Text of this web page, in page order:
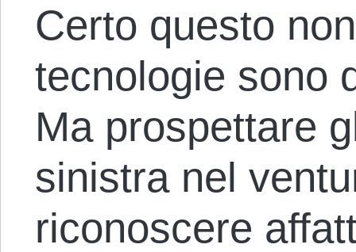
Certo questo
tecnologie sono
Ma prospettare
sinistra nel
riconoscere